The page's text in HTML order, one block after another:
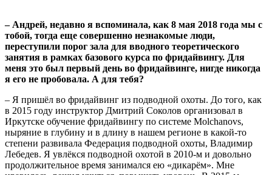
– Андрей, недавно я вспоминала, как 8 мая 2018 года мы с
тобой, тогда еще совершенно незнакомые люди,
переступили порог зала для вводного теоретического
занятия в рамках базового курса по фридайвингу. Для
меня это был первый день во фридайвинге, нигде никогда
я его не пробовала. А для тебя?
– Я пришёл во фридайвинг из подводной охоты. До того, как
в 2015 году инструктор Дмитрий Соколов организовал в
Иркутске обучение фридайвингу по системе Molchanovs,
ныряние в глубину и в длину в нашем регионе в какой-то
степени развивала Федерация подводной охоты, Владимир
Лебедев. Я увлёкся подводной охотой в 2010-м и довольно
продолжительное время занимался ею «дикарём». Мне